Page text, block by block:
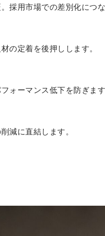
採用市場での差別化につな
の定着を後押しします。
ォーマンス低下を防ぎます
減に直結します。